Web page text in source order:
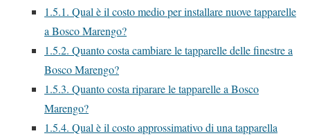
1.5.1. Qual è il costo medio per installare nuove tapparelle
a Bosco Marengo?
1.5.2. Quanto costa cambiare le tapparelle delle finestre a
Bosco Marengo?
1.5.3. Quanto costa riparare le tapparelle a Bosco
Marengo?
1.5.4. Qual è il costo approssimativo di una tapparella